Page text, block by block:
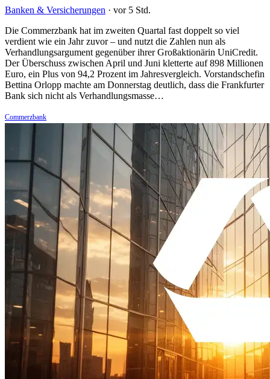
Banken & Versicherungen · vor 5 Std.
Die Commerzbank hat im zweiten Quartal fast doppelt so viel
verdient wie ein Jahr zuvor – und nutzt die Zahlen nun als
Verhandlungsargument gegenüber ihrer Großaktionärin UniCredit.
Der Überschuss zwischen April und Juni kletterte auf 898 Millionen
Euro, ein Plus von 94,2 Prozent im Jahresvergleich. Vorstandschefin
Bettina Orlopp machte am Donnerstag deutlich, dass die Frankfurter
Bank sich nicht als Verhandlungsmasse…
Commerzbank